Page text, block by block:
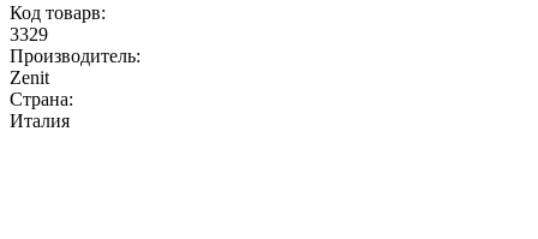
Код товарв:
3329
Производитель:
Zenit
Страна:
Италия